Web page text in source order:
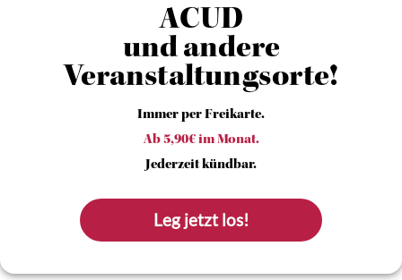
ACUD
und andere
Veranstaltungsorte!
Immer per Freikarte.
Ab 5,90€ im Monat.
Jederzeit kündbar.
Leg jetzt los!